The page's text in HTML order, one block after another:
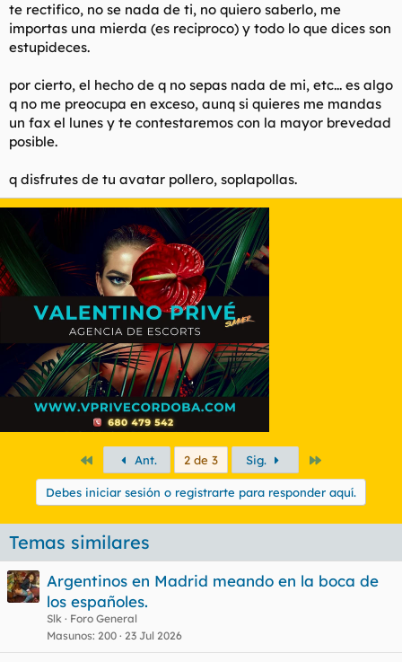
te rectifico, no se nada de ti, no quiero saberlo, me
importas una mierda (es reciproco) y todo lo que dices son
estupideces.
por cierto, el hecho de q no sepas nada de mi, etc... es algo
q no me preocupa en exceso, aunq si quieres me mandas
un fax el lunes y te contestaremos con la mayor brevedad
posible.
q disfrutes de tu avatar pollero, soplapollas.
PrimeroAnt. 2 de 3 Sig.
Debes iniciar sesión o registrarte para responder aquí.
Temas similares
Argentinos en Madrid meando en la boca de
los españoles.
Slk
Foro General
Masunos 200 23 Jul 2026